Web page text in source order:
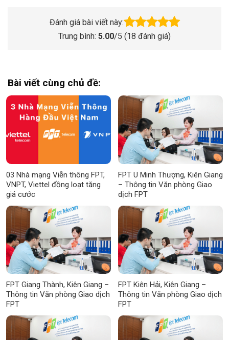
Đánh giá bài viết này:
Trung bình: 5.00/5 (18 đánh giá)
Bài viết cùng chủ đề:
03 Nhà mạng Viễn thông FPT,
VNPT, Viettel đồng loạt tăng
giá cước
FPT U Minh Thượng, Kiên Giang
– Thông tin Văn phòng Giao
dịch FPT
FPT Giang Thành, Kiên Giang –
Thông tin Văn phòng Giao dịch
FPT
FPT Kiên Hải, Kiên Giang –
Thông tin Văn phòng Giao dịch
FPT